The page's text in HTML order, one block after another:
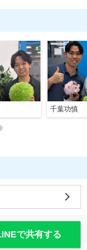
千葉功慎
で共有する